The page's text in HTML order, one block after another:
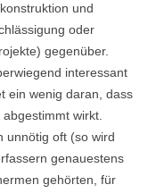
und
oder
gegenüber.
interessant
ein wenig daran, dass
wirkt.
unnötig oft (so wird
genauestens
gehörten, für